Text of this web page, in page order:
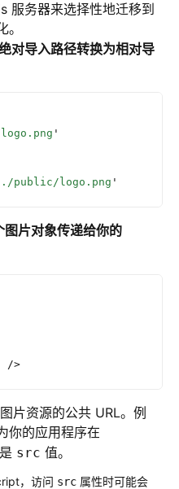
服务器来选择性地迁移到
对导入路径转换为相对导
'
public/logo.png '
图片对象传递给你的
/>
片资源的公共 URL。例
你的应用程序在
src 值。
，访问 src 属性时可能会